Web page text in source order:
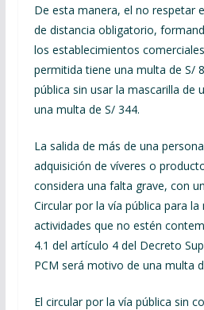
De esta manera, el no respetar
de distancia obligatorio,
los establecimientos
permitida tiene una multa de S/
pública sin usar la mascarilla de
una multa de S/ 344.
La salida de más de una
adquisición de víveres o
considera una falta grave, con
Circular por la vía pública para la
actividades que no estén
4.1 del artículo 4 del Decreto
PCM será motivo de una multa
El circular por la vía pública sin